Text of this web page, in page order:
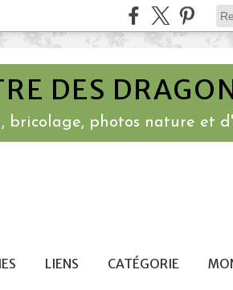
DES
bricolage, photos nature et
LIENS CATÉGORIE